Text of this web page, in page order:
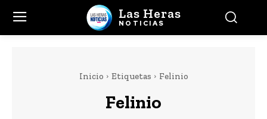
Las Heras
NOTICIAS
Inicio Etiquetas Felinio
Felinio